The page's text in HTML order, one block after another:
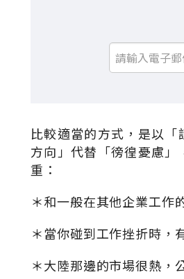
比較適當的方式，是以
方向」代替「徬徨憂慮
重：
＊和一般在其他企業工作
＊當你碰到工作挫折時，
＊大陸那邊的市場很熱，